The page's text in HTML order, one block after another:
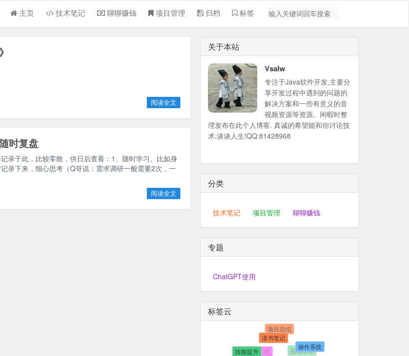
主页 技术笔记 聊聊赚钱 项目管理 归档 标签
阅读全文
时复盘
录于此，比较零散，供日后查看：1、随时学习。比如身
录下来，细心思考（Q哥说：需求调研一般需要2次，一
阅读全文
关于本站
Vsalw
专注于Java软件开发,主要分
享开发过程中遇到的问题的
解决方案和一些有意义的音
视频资源等资源。闲暇时整
理发布在此个人博客. 真诚的希望能和你讨论技
术,谈谈人生!QQ:81428968
分类
技术笔记 项目管理 聊聊赚钱
专题
ChatGPT使用
标签云
后端研发操作系统
胡思乱想
项目总结
读书笔记
技能提升